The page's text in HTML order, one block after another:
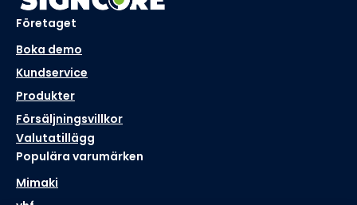
Företaget
Boka demo
Kundservice
Produkter
Försäljningsvillkor
Valutatillägg
Populära varumärken
Mimaki